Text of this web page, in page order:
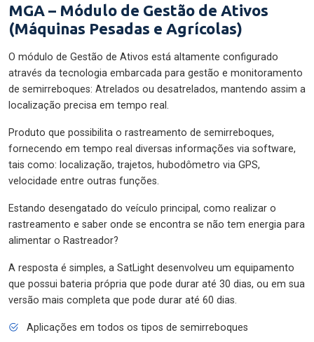
MGA – Módulo de Gestão de Ativos
(Máquinas Pesadas e Agrícolas)
O módulo de Gestão de Ativos está altamente configurado
através da tecnologia embarcada para gestão e monitoramento
de semirreboques: Atrelados ou desatrelados, mantendo assim a
localização precisa em tempo real.
Produto que possibilita o rastreamento de semirreboques,
fornecendo em tempo real diversas informações via software,
tais como: localização, trajetos, hubodômetro via GPS,
velocidade entre outras funções.
Estando desengatado do veículo principal, como realizar o
rastreamento e saber onde se encontra se não tem energia para
alimentar o Rastreador?
A resposta é simples, a SatLight desenvolveu um equipamento
que possui bateria própria que pode durar até 30 dias, ou em sua
versão mais completa que pode durar até 60 dias.
Aplicações em todos os tipos de semirreboques